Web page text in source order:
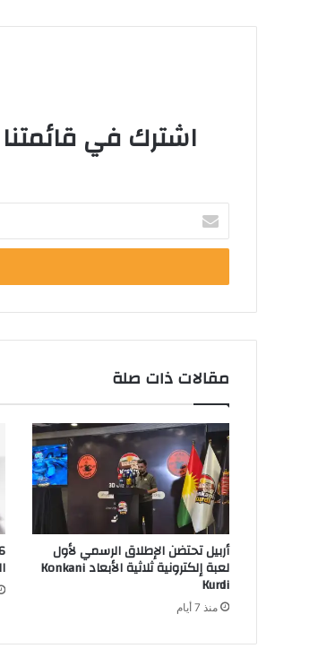
اشترك في قائمتنا
خ
ب
د
ا
ل
ك
ت
ر
ن
ي
مقالات ذات صلة
أربيل تحتضن الإطلاق الرسمي لأول
لعبة إلكترونية ثلاثية الأبعاد Konkani
Kurdi
منذ 7 أيام